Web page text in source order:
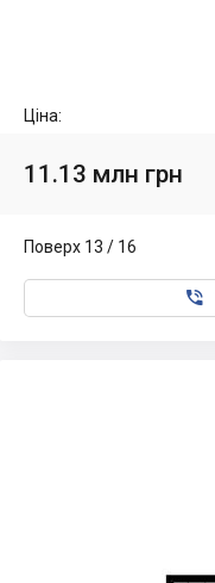
Ціна:
11.13 млн грн
Поверх 13 / 16
